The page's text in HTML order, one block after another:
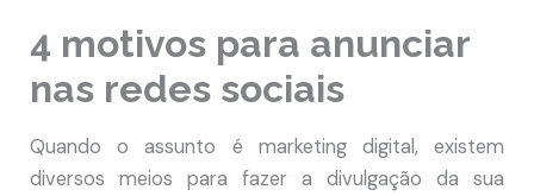
4 motivos para anunciar
nas redes sociais
Quando o assunto é marketing digital, existem
diversos meios para fazer a divulgação da sua